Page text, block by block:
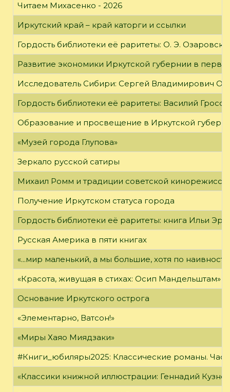
Читаем Михасенко - 2026
Иркутский край – край каторги и ссылки
Гордость библиотеки её раритеты: О. Э.
Развитие экономики Иркутской губернии в
Исследователь Сибири: Сергей Владимирович
Гордость библиотеки её раритеты: Василий
Образование и просвещение в Иркутской
«Музей города Глупова»
Зеркало русской сатиры
Михаил Ромм и традиции советской
Получение Иркутском статуса города
Гордость библиотеки её раритеты: книга Ильи
Русская Америка в пяти книгах
«...мир маленький, а мы большие, хотя по
«Красота, живущая в стихах: Осип Мандельштам»
Основание Иркутского острога
«Элементарно, Ватсон!»
«Миры Хаяо Миядзаки»
#Книги_юбиляры2025: Классические романы.
«Классики книжной иллюстрации: Геннадий